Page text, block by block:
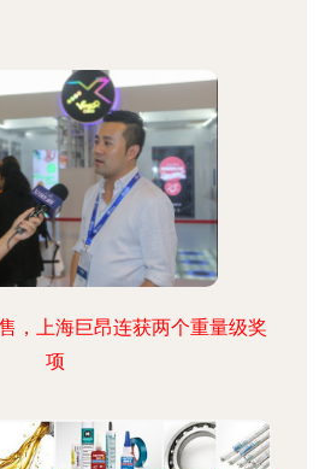
，上海巨昂连获两个重量级奖
项